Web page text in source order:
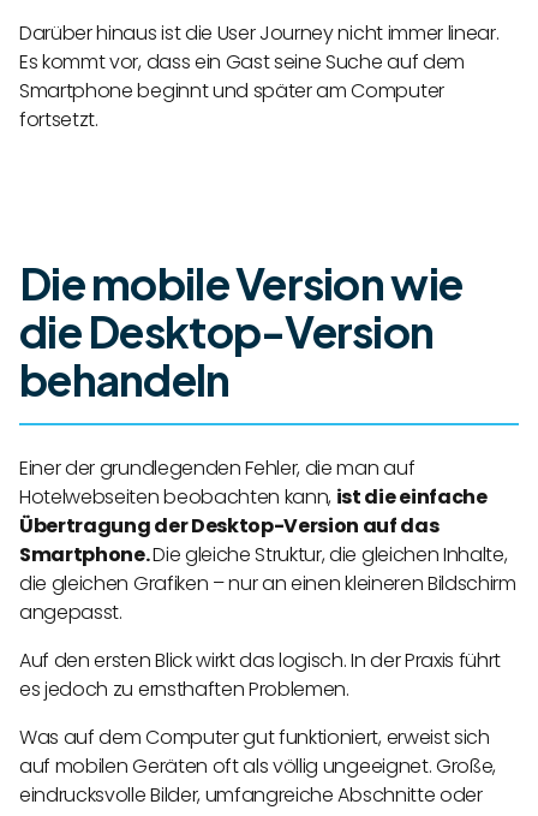
Darüber hinaus ist die User Journey nicht immer linear.
Es kommt vor, dass ein Gast seine Suche auf dem
Smartphone beginnt und später am Computer
fortsetzt.
Die mobile Version wie
die Desktop-Version
behandeln
Einer der grundlegenden Fehler, die man auf
Hotelwebseiten beobachten kann, ist die einfache
Übertragung der Desktop-Version auf das
Smartphone.Die gleiche Struktur, die gleichen Inhalte,
die gleichen Grafiken – nur an einen kleineren Bildschirm
angepasst.
Auf den ersten Blick wirkt das logisch. In der Praxis führt
es jedoch zu ernsthaften Problemen.
Was auf dem Computer gut funktioniert, erweist sich
auf mobilen Geräten oft als völlig ungeeignet. Große,
eindrucksvolle Bilder, umfangreiche Abschnitte oder